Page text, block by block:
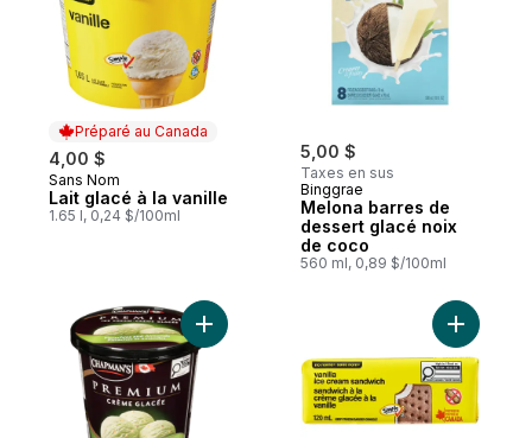
Préparé au Canada
4,00 $
Préparé au Canada
Sans Nom
Lait glacé à la vanille
1.65 l, 0,24 $/100ml
5,00 $
Taxes en sus
Binggrae
Melona barres de
dessert glacé noix
de coco
560 ml, 0,89 $/100ml
Ajouter Premium crème glacé pistaches
Ajouter